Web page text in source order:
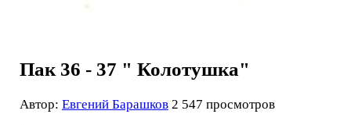
Пак 36 - 37 " Колотушка"
Автор: Евгений Барашков 2 547 просмотров